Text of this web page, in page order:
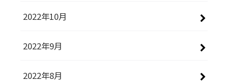
2022年10月
2022年9月
2022年8月